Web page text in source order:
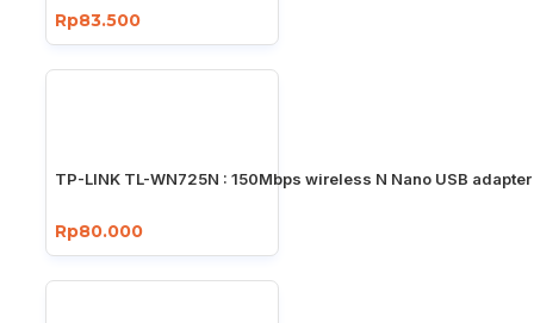
Rp83.500
TP-LINK TL-WN725N : 150Mbps wireless N Nano USB adapter
Rp80.000